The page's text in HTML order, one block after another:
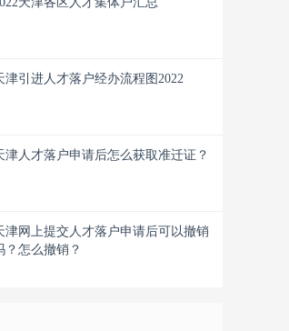
津引进人才落户经办流程图2022
津人才落户申请后怎么获取准迁证？
津网上提交人才落户申请后可以撤销
？怎么撤销？